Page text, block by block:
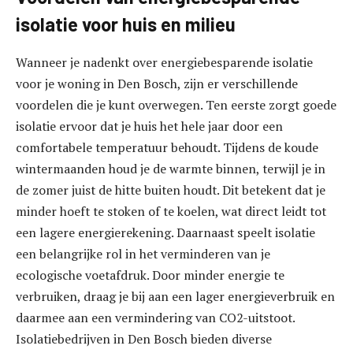
isolatie voor huis en milieu
Wanneer je nadenkt over energiebesparende isolatie
voor je woning in Den Bosch, zijn er verschillende
voordelen die je kunt overwegen. Ten eerste zorgt goede
isolatie ervoor dat je huis het hele jaar door een
comfortabele temperatuur behoudt. Tijdens de koude
wintermaanden houd je de warmte binnen, terwijl je in
de zomer juist de hitte buiten houdt. Dit betekent dat je
minder hoeft te stoken of te koelen, wat direct leidt tot
een lagere energierekening. Daarnaast speelt isolatie
een belangrijke rol in het verminderen van je
ecologische voetafdruk. Door minder energie te
verbruiken, draag je bij aan een lager energieverbruik en
daarmee aan een vermindering van CO2-uitstoot.
Isolatiebedrijven in Den Bosch bieden diverse